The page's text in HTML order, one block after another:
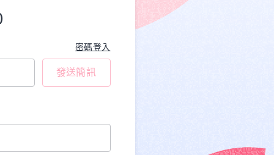
密碼登入
發送簡訊